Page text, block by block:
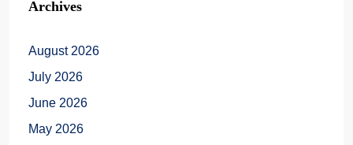
Archives
August 2026
July 2026
June 2026
May 2026